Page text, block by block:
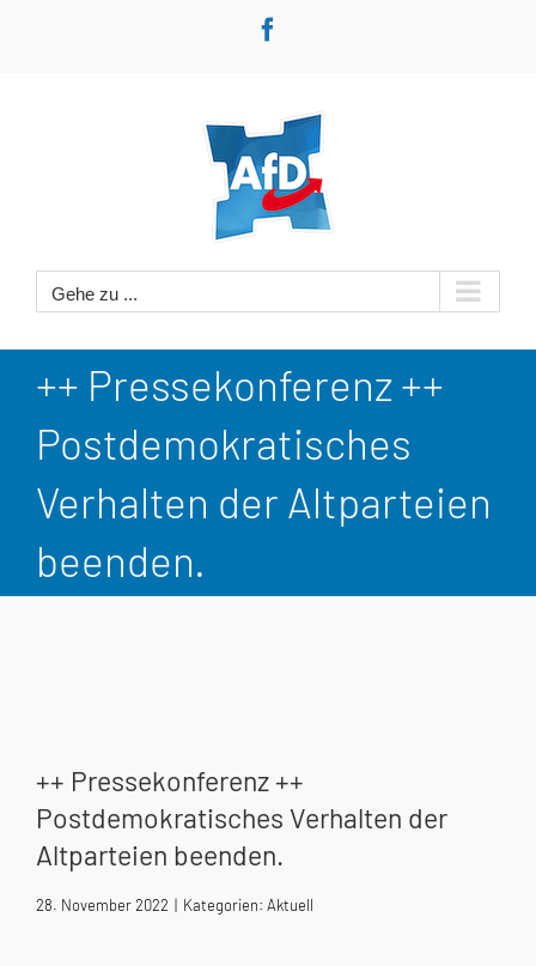
Gehe zu ...
++ Pressekonferenz ++
Postdemokratisches
Verhalten der Altparteien
beenden.
++ Pressekonferenz ++
Postdemokratisches Verhalten der
Altparteien beenden.
28. November 2022 | Kategorien: Aktuell